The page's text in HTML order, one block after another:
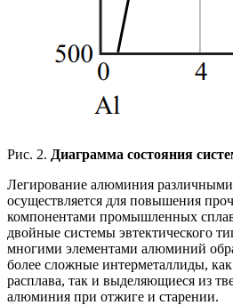
Рис. 2. Диаграмма состояния
Легирование алюминия
осуществляется для повышения
компонентами промышленных
двойные системы эвтектического
многими элементами алюминий
более сложные интерметаллиды,
расплава, так и выделяющиеся из
алюминия при отжиге и старении.